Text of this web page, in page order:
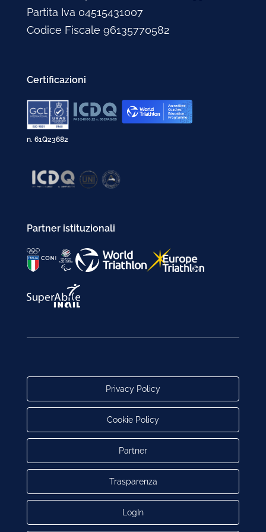
Gennaio 2004
Febbraio 2003
Gennaio 2003
Aprile 2002
Marzo 2002
Partita Iva 04515431007
Codice Fiscale 96135770582
Certificazioni
n. 61Q23682
Partner istituzionali
Privacy Policy
Cookie Policy
Partner
Trasparenza
LogIn